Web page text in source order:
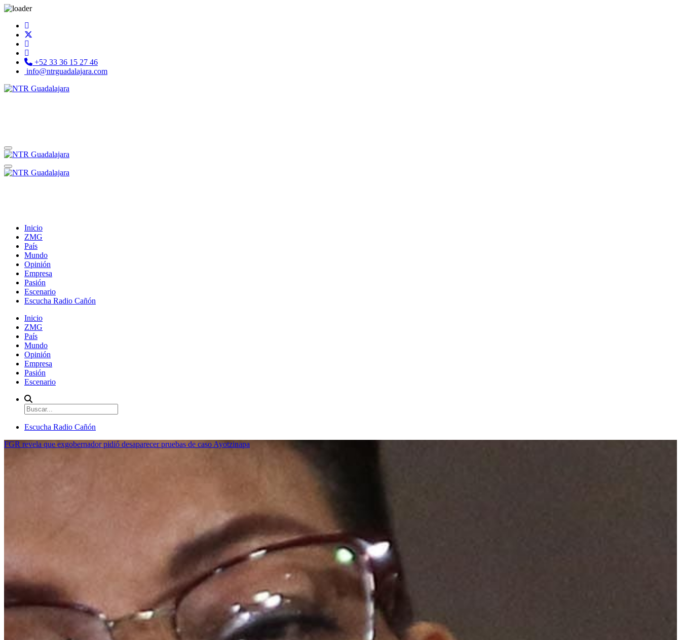
+52 33 36 15 27 46
info@ntrguadalajara.com
Inicio
ZMG
País
Mundo
Opinión
Empresa
Pasión
Escenario
Escucha Radio Cañón
Inicio
ZMG
País
Mundo
Opinión
Empresa
Pasión
Escenario
Escucha Radio Cañón
FGR revela que exgobernador pidió desaparecer pruebas de caso Ayotzinapa